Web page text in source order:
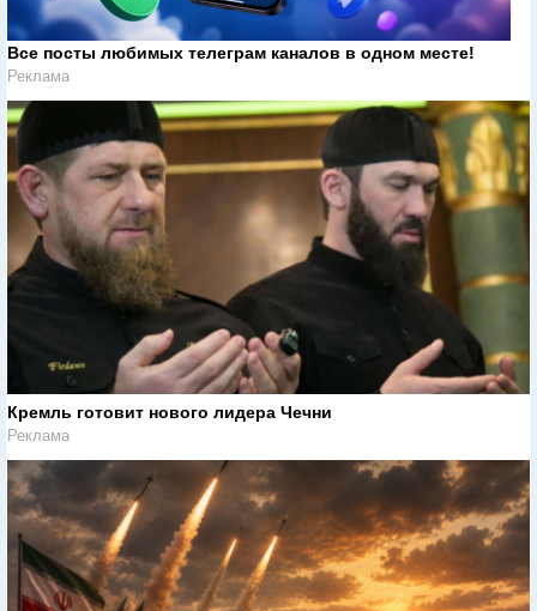
Все посты любимых телеграм каналов в одном месте!
Реклама
Кремль готовит нового лидера Чечни
Реклама